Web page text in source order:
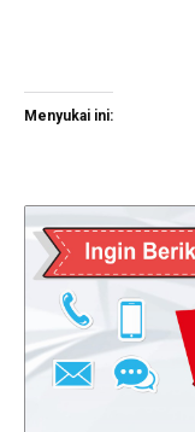
Menyukai ini: